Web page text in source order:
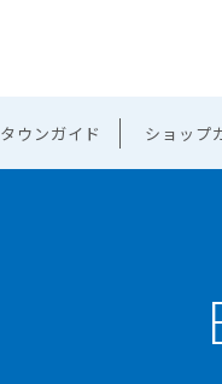
タウンガイド ショップ